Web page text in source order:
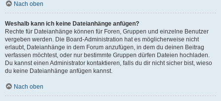
Nach oben
Weshalb kann ich keine Dateianhänge anfügen?
Rechte für Dateianhänge können für Foren, Gruppen und einzelne Benutzer
vergeben werden. Die Board-Administration hat es möglicherweise nicht
erlaubt, Dateianhänge in dem Forum anzufügen, in dem du deinen Beitrag
verfassen möchtest, oder nur bestimmte Gruppen dürfen Dateien hochladen.
Du kannst einen Administrator kontaktieren, falls du dir nicht sicher bist, wieso
du keine Dateianhänge anfügen kannst.
Nach oben